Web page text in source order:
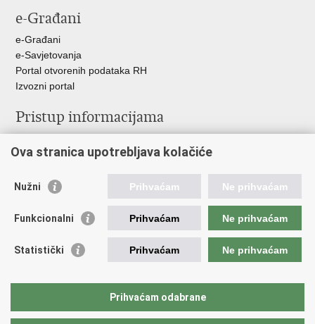
FacebookuTwitteru
e-Građani
e-Građani
e-Savjetovanja
Portal otvorenih podataka RH
Izvozni portal
Pristup informacijama
Izjava o pristupačnosti
Ravnopravnost spolova u MORH-u i OSRH
Važne poveznice
Vlada RH
Hrvatski Sabor
Ova stranica upotrebljava kolačiće
Nužni Prihvaćam Ne prihvaćam
Funkcionalni Prihvaćam Ne prihvaćam
Statistički Prihvaćam Ne prihvaćam
Prihvaćam odabrane